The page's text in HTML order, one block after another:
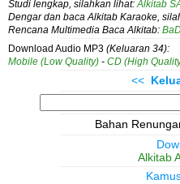
Studi lengkap, silahkan lihat:Alkitab
Dengar dan baca Alkitab Karaoke,
Rencana Multimedia Baca Alkitab:
Download Audio MP3 (Keluaran 34):
Mobile (Low Quality) - CD (High
<<
Bahan
Alkitab